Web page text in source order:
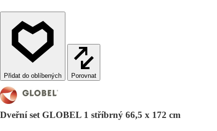
Porovnat
Dveřní set GLOBEL 1 stříbrný 66,5 x 172 cm